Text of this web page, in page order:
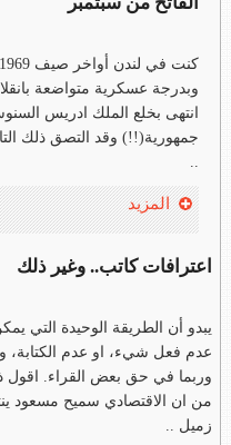
وبدرجة عسكرية متواضعة
انتهى بخلع الملك ادريس
جمهورية(!!) وقد التصق ذلك
..
المزيد
اعترافات كاتب.. وغير ذلك
يبدو أن الطريقة الوحيدة التي
عدم فعل شيء، او عدم الكتابة،
وربما في حق بعض القراء. اقول
من ان الاقتصادي سميح مسعود
زميل ..